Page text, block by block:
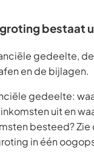
bestaat
gedeelte,
en de bijlagen.
gedeelte:
inkomsten uit en
besteed?
in één